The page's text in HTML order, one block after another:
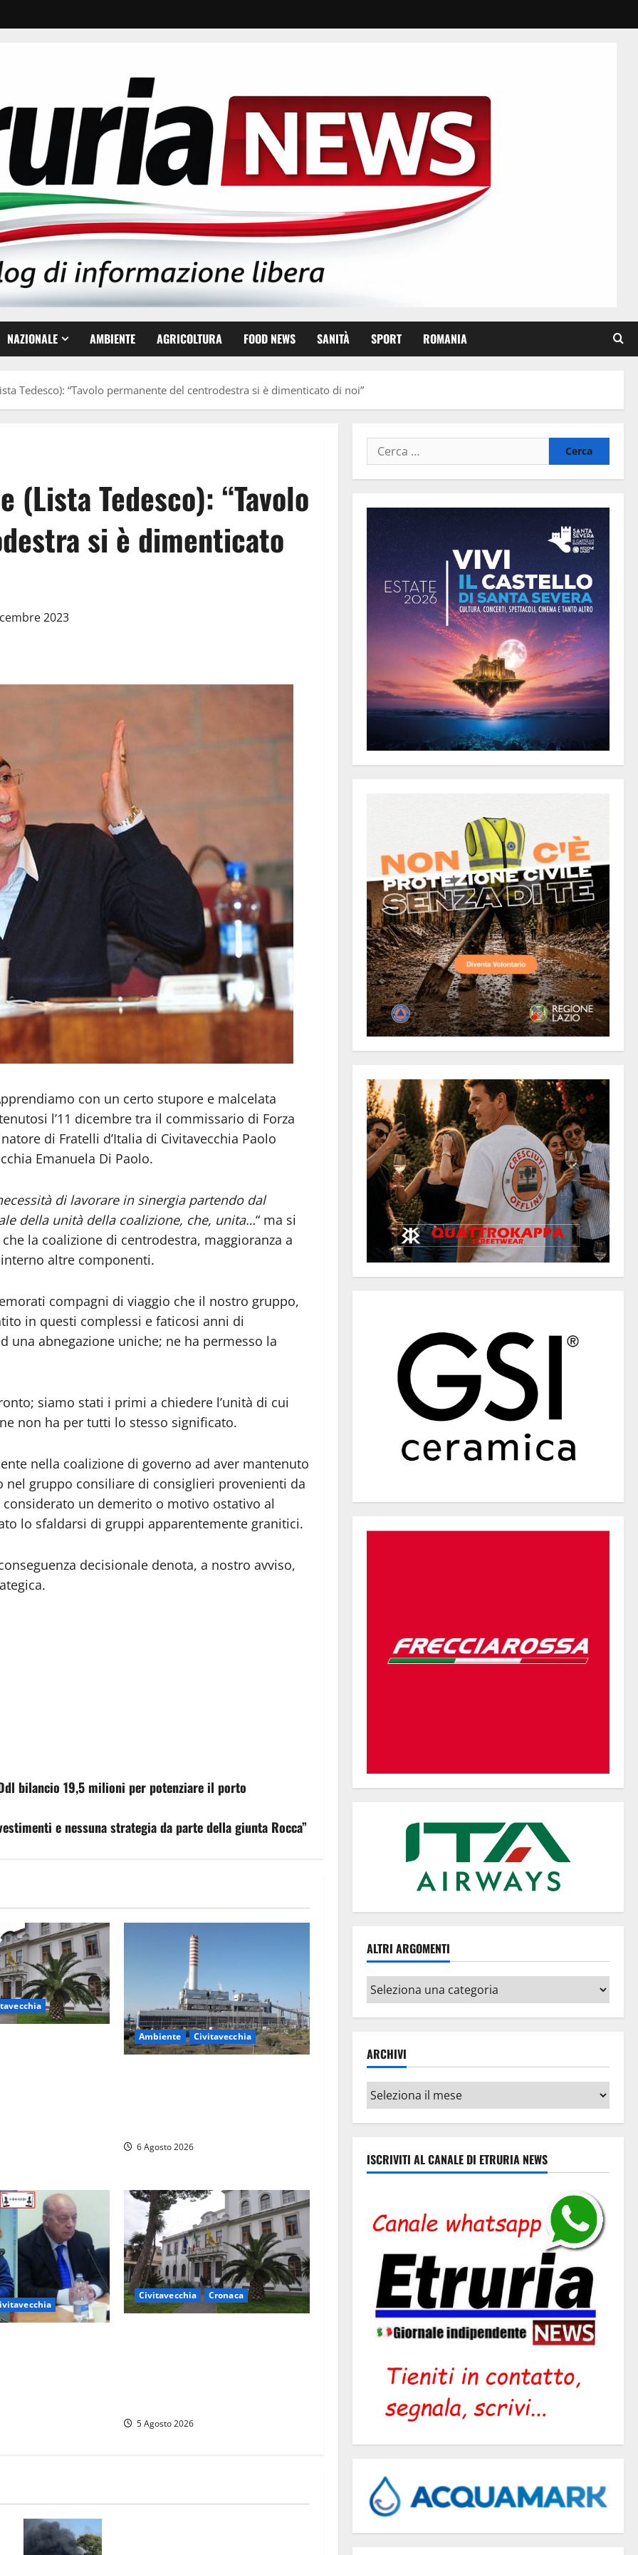
NAZIONALE AMBIENTE AGRICOLTURA FOOD NEWS SANITÀ SPORT ROMANIA
Tedesco): “Tavolo permanente del centrodestra si è dimenticato di noi”
Tedesco): “Tavolo
si è dimenticato
2023
con un certo stupore e malcelata
l’11 dicembre tra il commissario di Forza
di Fratelli d’Italia di Civitavecchia Paolo
Emanuela Di Paolo.
di lavorare in sinergia partendo dal
della unità della coalizione, che, unita…“ ma si
la coalizione di centrodestra, maggioranza a
altre componenti.
compagni di viaggio che il nostro gruppo,
in questi complessi e faticosi anni di
abnegazione uniche; ne ha permesso la
siamo stati i primi a chiedere l’unità di cui
non ha per tutti lo stesso significato.
nella coalizione di governo ad aver mantenuto
nel gruppo consiliare di consiglieri provenienti da
un demerito o motivo ostativo al
lo sfaldarsi di gruppi apparentemente granitici.
decisionale denota, a nostro avviso,
bilancio 19,5 milioni per potenziare il porto
e nessuna strategia da parte della giunta Rocca”
Ambiente Civitavecchia
6 Agosto 2026
Civitavecchia Cronaca
5 Agosto 2026
Ricerca
per:
ALTRI ARGOMENTI
Altri
argomenti
ARCHIVI
Archivi
ISCRIVITI AL CANALE DI ETRURIA NEWS